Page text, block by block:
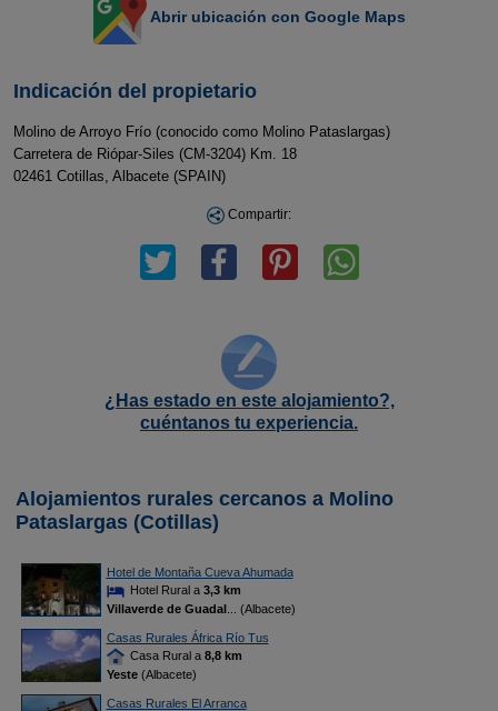
Abrir ubicación con Google Maps
Indicación del propietario
Molino de Arroyo Frío (conocido como Molino Pataslargas)
Carretera de Riópar-Siles (CM-3204) Km. 18
02461 Cotillas, Albacete (SPAIN)
Compartir:
¿Has estado en este alojamiento?,
cuéntanos tu experiencia.
Alojamientos rurales cercanos a Molino
Pataslargas (Cotillas)
Hotel de Montaña Cueva Ahumada
Hotel Rural a 3,3 km
Villaverde de Guadal... (Albacete)
Casas Rurales África Río Tus
Casa Rural a 8,8 km
Yeste(Albacete)
Casas Rurales El Arranca